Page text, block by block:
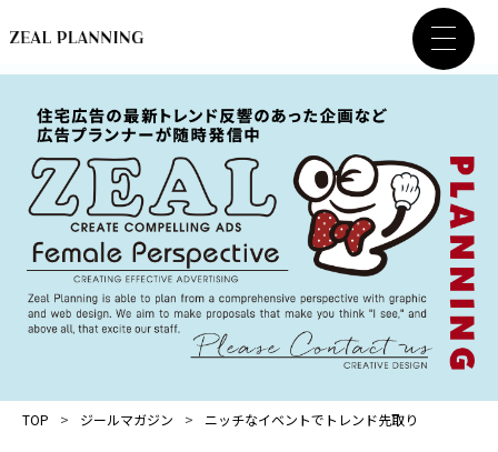
TOP ジールマガジン ニッチなイベントでトレンド先取り